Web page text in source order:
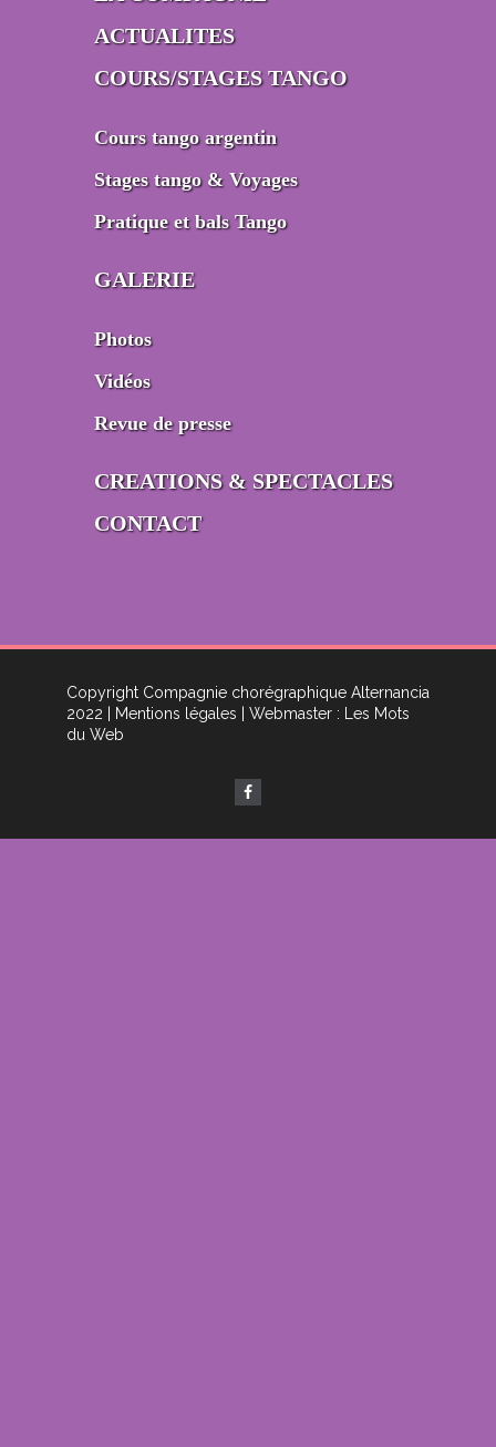
ACTUALITES
COURS/STAGES TANGO
Cours tango argentin
Stages tango & Voyages
Pratique et bals Tango
GALERIE
Photos
Vidéos
Revue de presse
CREATIONS & SPECTACLES
CONTACT
Copyright Compagnie chorégraphique Alternancia
2022
| Mentions légales
| Webmaster : Les Mots
du Web